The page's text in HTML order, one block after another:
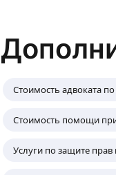
Стоимость адвоката
Стоимость помощи
Услуги по защите